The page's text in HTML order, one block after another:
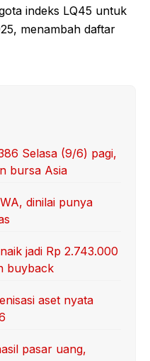
indeks LQ45 untuk
menambah daftar
Selasa (9/6) pagi,
bursa Asia
dinilai punya
jadi Rp 2.743.000
buyback
aset nyata
pasar uang,